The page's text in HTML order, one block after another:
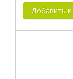
Добавить к